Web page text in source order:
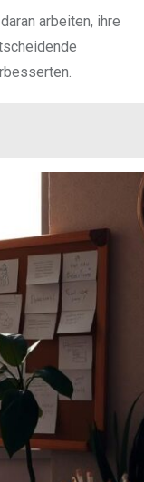
arbeiten, ihre